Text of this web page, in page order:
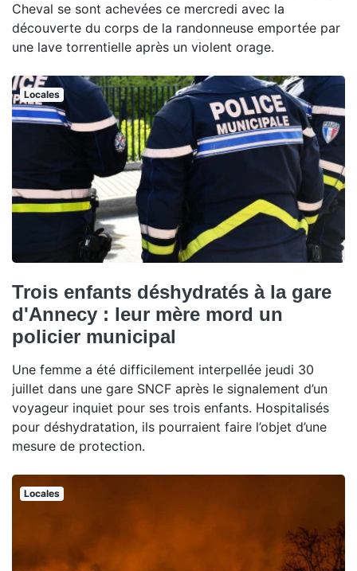
Cheval se sont achevées ce mercredi avec la
découverte du corps de la randonneuse emportée par
une lave torrentielle après un violent orage.
Locales
Trois enfants déshydratés à la gare
d'Annecy : leur mère mord un
policier municipal
Une femme a été difficilement interpellée jeudi 30
juillet dans une gare SNCF après le signalement d’un
voyageur inquiet pour ses trois enfants. Hospitalisés
pour déshydratation, ils pourraient faire l’objet d’une
mesure de protection.
Locales